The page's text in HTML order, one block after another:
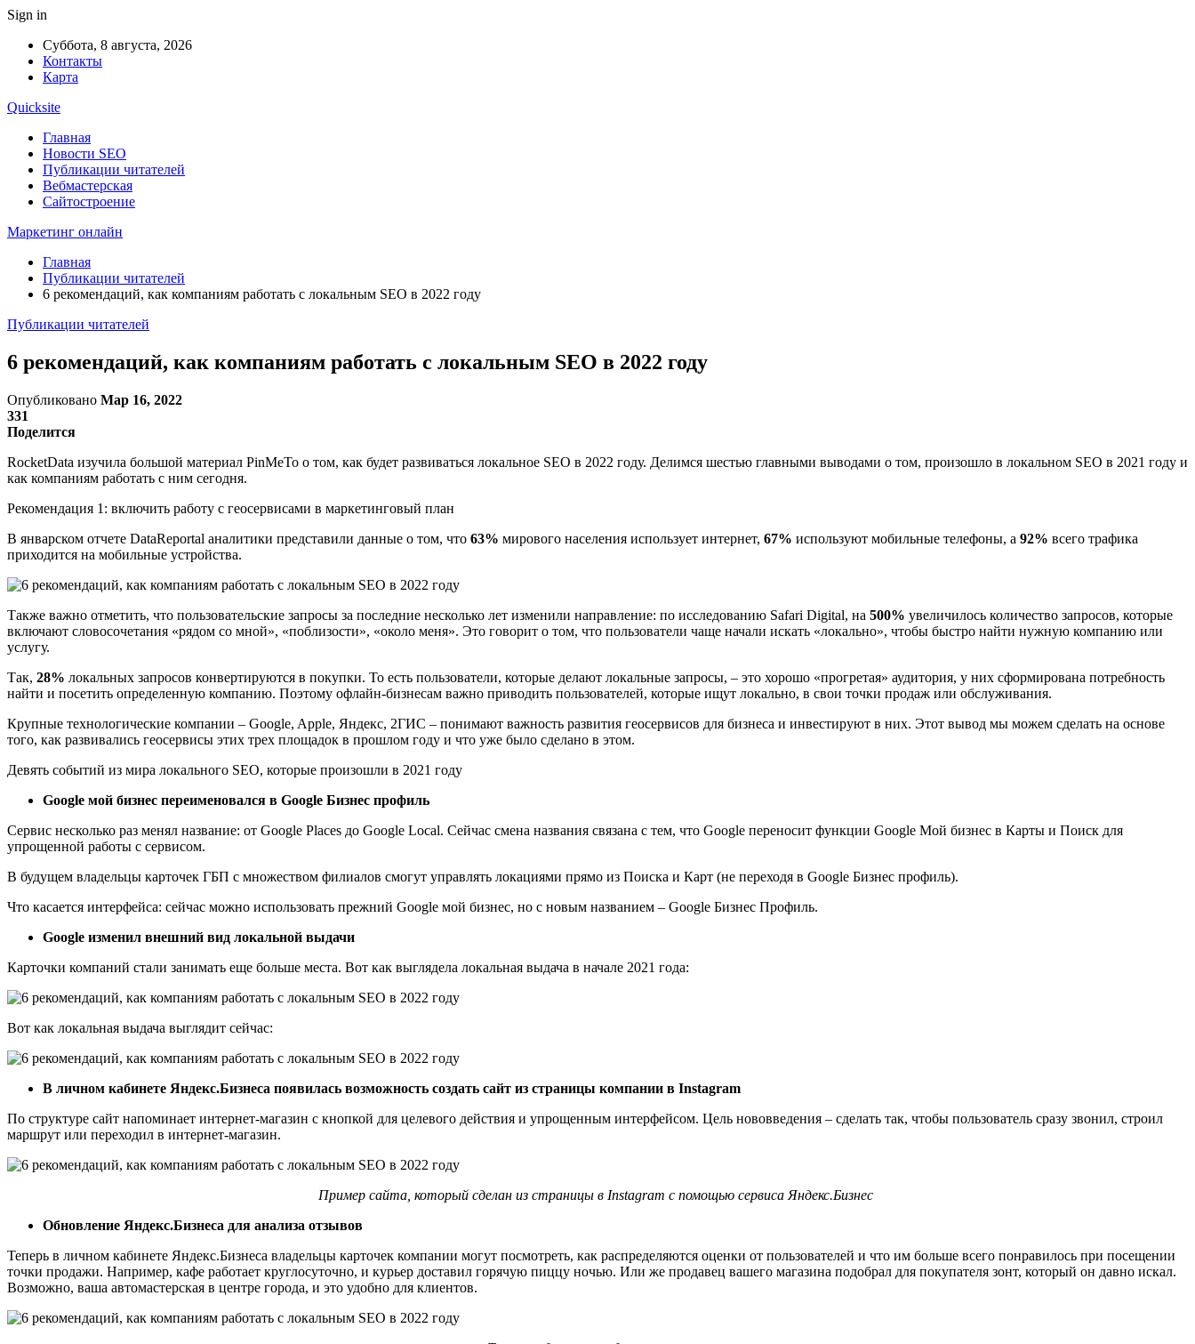
Sign in
Суббота, 8 августа, 2026
Контакты
Карта
Quicksite
Главная
Новости SEO
Публикации читателей
Вебмастерская
Сайтостроение
Маркетинг онлайн
Главная
Публикации читателей
6 рекомендаций, как компаниям работать с локальным SEO в 2022 году
Публикации читателей
6 рекомендаций, как компаниям работать с локальным SEO в 2022 году
Опубликовано Мар 16, 2022
331
Поделится
RocketData изучила большой материал PinMeTo о том, как будет развиваться локальное SEO в 2022 году. Делимся шестью главными выводами о том, произошло в локальном SEO в 2021 году и
как компаниям работать с ним сегодня.
Рекомендация 1: включить работу с геосервисами в маркетинговый план
В январском отчете DataReportal аналитики представили данные о том, что 63% мирового населения использует интернет, 67% используют мобильные телефоны, а 92% всего трафика
приходится на мобильные устройства.
Также важно отметить, что пользовательские запросы за последние несколько лет изменили направление: по исследованию Safari Digital, на 500% увеличилось количество запросов, которые
включают словосочетания «рядом со мной», «поблизости», «около меня». Это говорит о том, что пользователи чаще начали искать «локально», чтобы быстро найти нужную компанию или
услугу.
Так, 28% локальных запросов конвертируются в покупки. То есть пользователи, которые делают локальные запросы, – это хорошо «прогретая» аудитория, у них сформирована потребность
найти и посетить определенную компанию. Поэтому офлайн-бизнесам важно приводить пользователей, которые ищут локально, в свои точки продаж или обслуживания.
Крупные технологические компании – Google, Apple, Яндекс, 2ГИС – понимают важность развития геосервисов для бизнеса и инвестируют в них. Этот вывод мы можем сделать на основе
того, как развивались геосервисы этих трех площадок в прошлом году и что уже было сделано в этом.
Девять событий из мира локального SEO, которые произошли в 2021 году
Google мой бизнес переименовался в Google Бизнес профиль
Сервис несколько раз менял название: от Google Places до Google Local. Сейчас смена названия связана с тем, что Google переносит функции Google Мой бизнес в Карты и Поиск для
упрощенной работы с сервисом.
В будущем владельцы карточек ГБП с множеством филиалов смогут управлять локациями прямо из Поиска и Карт (не переходя в Google Бизнес профиль).
Что касается интерфейса: сейчас можно использовать прежний Google мой бизнес, но с новым названием – Google Бизнес Профиль.
Google изменил внешний вид локальной выдачи
Карточки компаний стали занимать еще больше места. Вот как выглядела локальная выдача в начале 2021 года:
Вот как локальная выдача выглядит сейчас:
В личном кабинете Яндекс.Бизнеса появилась возможность создать сайт из страницы компании в Instagram
По структуре сайт напоминает интернет-магазин с кнопкой для целевого действия и упрощенным интерфейсом. Цель нововведения – сделать так, чтобы пользователь сразу звонил, строил
маршрут или переходил в интернет-магазин.
Пример сайта, который сделан из страницы в Instagram с помощью сервиса Яндекс.Бизнес
Обновление Яндекс.Бизнеса для анализа отзывов
Теперь в личном кабинете Яндекс.Бизнеса владельцы карточек компании могут посмотреть, как распределяются оценки от пользователей и что им больше всего понравилось при посещении
точки продажи. Например, кафе работает круглосуточно, и курьер доставил горячую пиццу ночью. Или же продавец вашего магазина подобрал для покупателя зонт, который он давно искал.
Возможно, ваша автомастерская в центре города, и это удобно для клиентов.